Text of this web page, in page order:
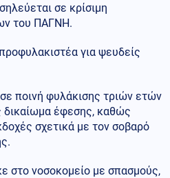
σε κρίσιμη
του ΠΑΓΝΗ.
για ψευδείς
ποινή φυλάκισης τριών ετών
δικαίωμα έφεσης, καθώς
σχετικά με τον σοβαρό
στο νοσοκομείο με σπασμούς,